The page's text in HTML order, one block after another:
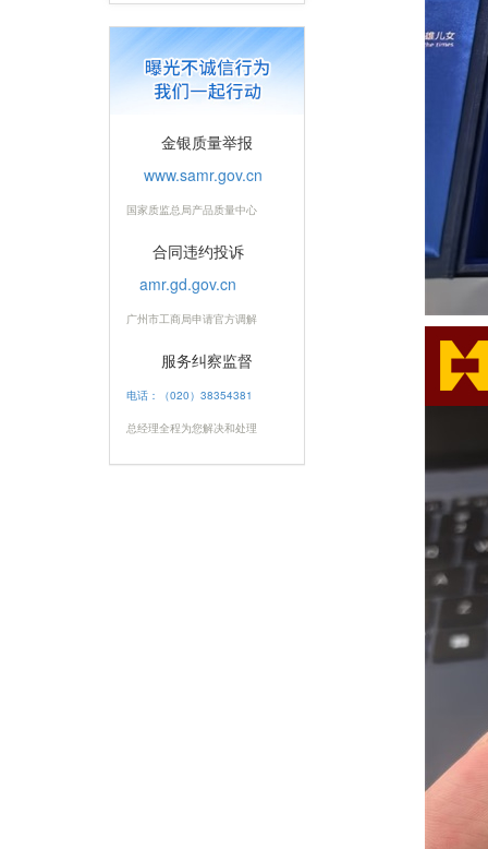
金银质量举报
www.samr.gov.cn
国家质监总局产品质量中心
合同违约投诉
amr.gd.gov.cn
广州市工商局申请官方调解
服务纠察监督
电话：（020）38354381
总经理全程为您解决和处理